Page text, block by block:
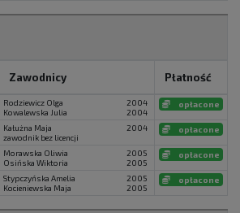
Zawodnicy Płatność
Rodziewicz Olga
2004
Kowalewska Julia
2004
opłacone
Kałużna Maja
2004
zawodnik bez licencji
opłacone
Morawska Oliwia
2005
Osińska Wiktoria
2005
opłacone
Stypczyńska Amelia
2005
Kocieniewska Maja
2005
opłacone